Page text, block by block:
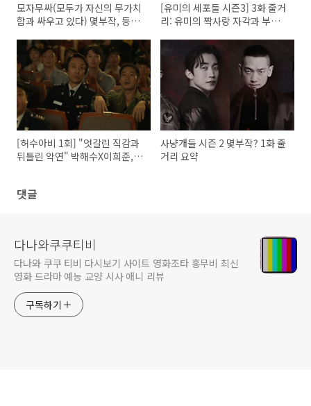
모자무싸(모두가 자신의 무가치
함과 싸우고 있다) 몇부작, 등장
[유미의 세포들 시즌3] 3화 줄거
리: 유미의 짝사랑 자각과 부산
[허수아비 1회] "엇갈린 직감과
뒤틀린 악연" 박해수X이희준,
사냥개들 시즌 2 몇부작? 1화 줄
거리 요약
댓글
다나와쿠쿠티비
다나와 쿠쿠 티비 다시보기 사이트 영화조타 홍무비 최신
영화 드라마 예능 교양 시사 애니 리뷰
구독하기